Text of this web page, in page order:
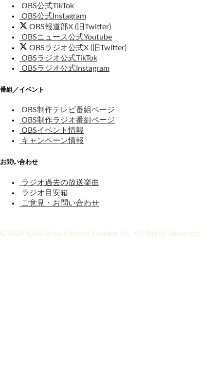
OBS公式TikTok
OBS公式Instagram
OBS報道部X (旧Twitter)
OBSニュース公式Youtube
OBSラジオ公式X (旧Twitter)
OBSラジオ公式TikTok
OBSラジオ公式Instagram
番組／イベント
OBS制作テレビ番組ページ
OBS制作ラジオ番組ページ
OBSイベント情報
キャンペーン情報
お問い合わせ
ラジオ過去の放送楽曲
ラジオ目安箱
ご意見・お問い合わせ
©2026 Oita Broadcasting System, Inc. All Rights Reserved.